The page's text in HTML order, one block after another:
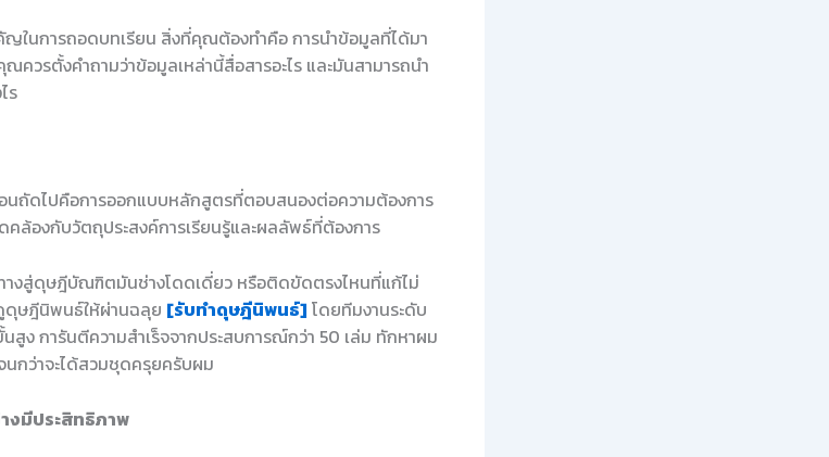
ญในการถอดบทเรียน สิ่งที่คุณต้องทำคือ การนำข้อมูลที่ได้มา
ควรตั้งคำถามว่าข้อมูลเหล่านี้สื่อสารอะไร และมันสามารถนำ
ร
ถัดไปคือการออกแบบหลักสูตรที่ตอบสนองต่อความต้องการ
คล้องกับวัตถุประสงค์การเรียนรู้และผลลัพธ์ที่ต้องการ
างสู่ดุษฎีบัณฑิตมันช่างโดดเดี่ยว หรือติดขัดตรงไหนที่แก้ไม่
ษฎีนิพนธ์ให้ผ่านฉลุย [รับทำดุษฎีนิพนธ์] โดยทีมงานระดับ
สูง การันตีความสำเร็จจากประสบการณ์กว่า 50 เล่ม ทักหาผม
นกว่าจะได้สวมชุดครุยครับผม
มีประสิทธิภาพ